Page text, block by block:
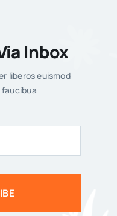
Inbox
liberos euismod
faucibua